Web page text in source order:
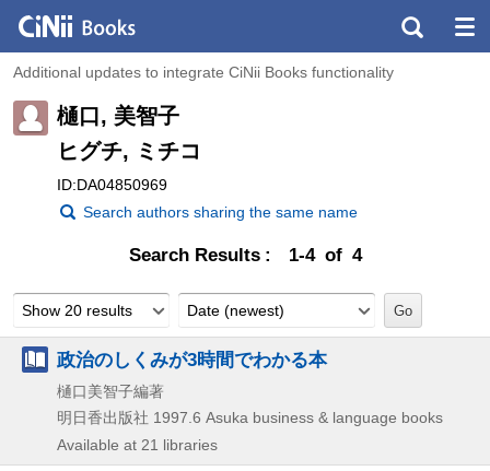
Additional updates to integrate CiNii Books functionality
樋口, 美智子
ヒグチ, ミチコ
ID:DA04850969
Search authors sharing the same name
Search Results 1-4 of 4
Show 20 results Date (newest)
政治のしくみが3時間でわかる本
樋口美智子編著
明日香出版社 1997.6 Asuka business & language books
Available at 21 libraries